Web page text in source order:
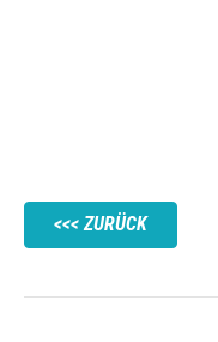
ZURÜCK